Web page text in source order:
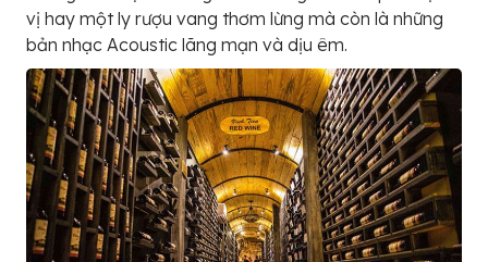
vị hay một ly rượu vang thơm lừng mà còn là những
bản nhạc Acoustic lãng mạn và dịu êm.